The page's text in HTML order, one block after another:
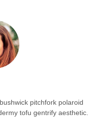
pitchfork polaroid
tofu gentrify aesthetic.